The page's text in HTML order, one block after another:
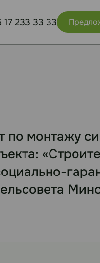
17 233 33 33
по монтажу